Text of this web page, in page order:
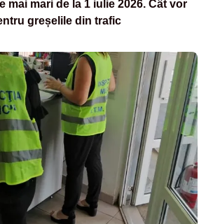
mai mari de la 1 iulie 2026. Cât vor
greșelile din trafic